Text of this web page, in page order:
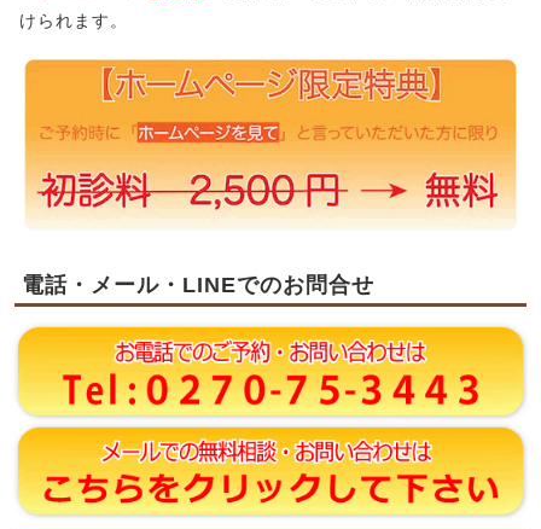
けられます。
電話・メール・LINEでのお問合せ